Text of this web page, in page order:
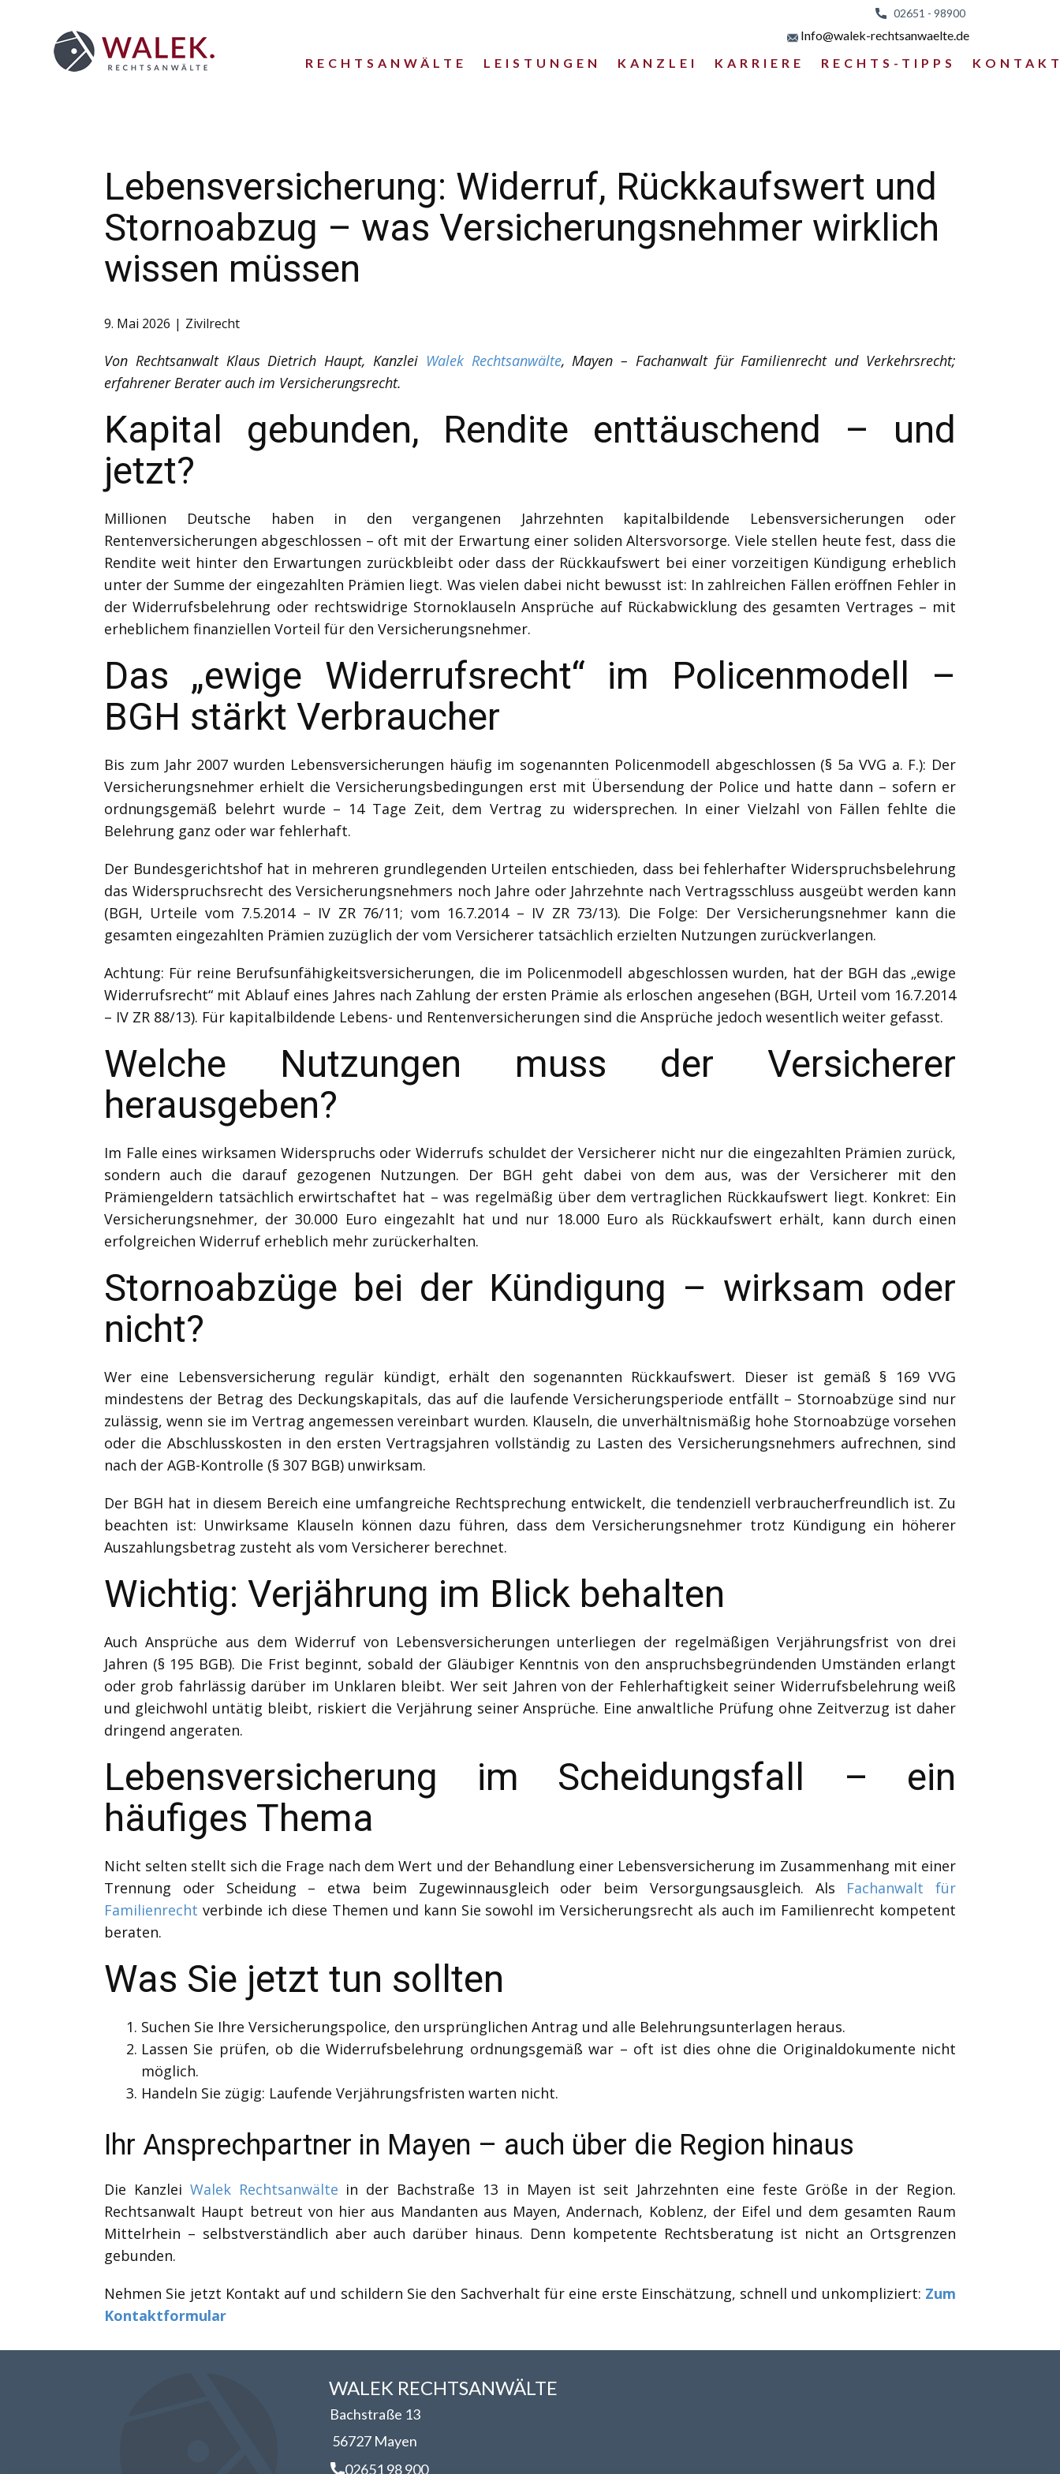
02651 - 98900
RECHTSANWÄLTE LEISTUNGEN KANZLEI KARRIERE RECHTS-TIPPS
Info@walek-rechtsanwaelte.de
Lebensversicherung: Widerruf, Rückkaufswert und
Stornoabzug – was Versicherungsnehmer wirklich
wissen müssen
9. Mai 2026 Zivilrecht
Von Rechtsanwalt Klaus Dietrich Haupt, Kanzlei Walek Rechtsanwälte, Mayen – Fachanwalt für Familienrecht und Verkehrsrecht;
erfahrener Berater auch im Versicherungsrecht.
Kapital gebunden, Rendite enttäuschend – und
jetzt?
Millionen Deutsche haben in den vergangenen Jahrzehnten kapitalbildende Lebensversicherungen oder
Rentenversicherungen abgeschlossen – oft mit der Erwartung einer soliden Altersvorsorge. Viele stellen heute fest, dass die
Rendite weit hinter den Erwartungen zurückbleibt oder dass der Rückkaufswert bei einer vorzeitigen Kündigung erheblich
unter der Summe der eingezahlten Prämien liegt. Was vielen dabei nicht bewusst ist: In zahlreichen Fällen eröffnen Fehler in
der Widerrufsbelehrung oder rechtswidrige Stornoklauseln Ansprüche auf Rückabwicklung des gesamten Vertrages – mit
erheblichem finanziellen Vorteil für den Versicherungsnehmer.
Das „ewige Widerrufsrecht“ im Policenmodell –
BGH stärkt Verbraucher
Bis zum Jahr 2007 wurden Lebensversicherungen häufig im sogenannten Policenmodell abgeschlossen (§ 5a VVG a. F.): Der
Versicherungsnehmer erhielt die Versicherungsbedingungen erst mit Übersendung der Police und hatte dann – sofern er
ordnungsgemäß belehrt wurde – 14 Tage Zeit, dem Vertrag zu widersprechen. In einer Vielzahl von Fällen fehlte die
Belehrung ganz oder war fehlerhaft.
Der Bundesgerichtshof hat in mehreren grundlegenden Urteilen entschieden, dass bei fehlerhafter Widerspruchsbelehrung
das Widerspruchsrecht des Versicherungsnehmers noch Jahre oder Jahrzehnte nach Vertragsschluss ausgeübt werden kann
(BGH, Urteile vom 7.5.2014 – IV ZR 76/11; vom 16.7.2014 – IV ZR 73/13). Die Folge: Der Versicherungsnehmer kann die
gesamten eingezahlten Prämien zuzüglich der vom Versicherer tatsächlich erzielten Nutzungen zurückverlangen.
Achtung: Für reine Berufsunfähigkeitsversicherungen, die im Policenmodell abgeschlossen wurden, hat der BGH das „ewige
Widerrufsrecht“ mit Ablauf eines Jahres nach Zahlung der ersten Prämie als erloschen angesehen (BGH, Urteil vom 16.7.2014
– IV ZR 88/13). Für kapitalbildende Lebens- und Rentenversicherungen sind die Ansprüche jedoch wesentlich weiter gefasst.
Welche Nutzungen muss der Versicherer
herausgeben?
Im Falle eines wirksamen Widerspruchs oder Widerrufs schuldet der Versicherer nicht nur die eingezahlten Prämien zurück,
sondern auch die darauf gezogenen Nutzungen. Der BGH geht dabei von dem aus, was der Versicherer mit den
Prämiengeldern tatsächlich erwirtschaftet hat – was regelmäßig über dem vertraglichen Rückkaufswert liegt. Konkret: Ein
Versicherungsnehmer, der 30.000 Euro eingezahlt hat und nur 18.000 Euro als Rückkaufswert erhält, kann durch einen
erfolgreichen Widerruf erheblich mehr zurückerhalten.
Stornoabzüge bei der Kündigung – wirksam oder
nicht?
Wer eine Lebensversicherung regulär kündigt, erhält den sogenannten Rückkaufswert. Dieser ist gemäß § 169 VVG
mindestens der Betrag des Deckungskapitals, das auf die laufende Versicherungsperiode entfällt – Stornoabzüge sind nur
zulässig, wenn sie im Vertrag angemessen vereinbart wurden. Klauseln, die unverhältnismäßig hohe Stornoabzüge vorsehen
oder die Abschlusskosten in den ersten Vertragsjahren vollständig zu Lasten des Versicherungsnehmers aufrechnen, sind
nach der AGB-Kontrolle (§ 307 BGB) unwirksam.
Der BGH hat in diesem Bereich eine umfangreiche Rechtsprechung entwickelt, die tendenziell verbraucherfreundlich ist. Zu
beachten ist: Unwirksame Klauseln können dazu führen, dass dem Versicherungsnehmer trotz Kündigung ein höherer
Auszahlungsbetrag zusteht als vom Versicherer berechnet.
Wichtig: Verjährung im Blick behalten
Auch Ansprüche aus dem Widerruf von Lebensversicherungen unterliegen der regelmäßigen Verjährungsfrist von drei
Jahren (§ 195 BGB). Die Frist beginnt, sobald der Gläubiger Kenntnis von den anspruchsbegründenden Umständen erlangt
oder grob fahrlässig darüber im Unklaren bleibt. Wer seit Jahren von der Fehlerhaftigkeit seiner Widerrufsbelehrung weiß
und gleichwohl untätig bleibt, riskiert die Verjährung seiner Ansprüche. Eine anwaltliche Prüfung ohne Zeitverzug ist daher
dringend angeraten.
Lebensversicherung im Scheidungsfall – ein
häufiges Thema
Nicht selten stellt sich die Frage nach dem Wert und der Behandlung einer Lebensversicherung im Zusammenhang mit einer
Trennung oder Scheidung – etwa beim Zugewinnausgleich oder beim Versorgungsausgleich. Als Fachanwalt für
Familienrecht verbinde ich diese Themen und kann Sie sowohl im Versicherungsrecht als auch im Familienrecht kompetent
beraten.
Was Sie jetzt tun sollten
Suchen Sie Ihre Versicherungspolice, den ursprünglichen Antrag und alle Belehrungsunterlagen heraus.
Lassen Sie prüfen, ob die Widerrufsbelehrung ordnungsgemäß war – oft ist dies ohne die Originaldokumente nicht
möglich.
Handeln Sie zügig: Laufende Verjährungsfristen warten nicht.
Ihr Ansprechpartner in Mayen – auch über die Region hinaus
Die Kanzlei Walek Rechtsanwälte in der Bachstraße 13 in Mayen ist seit Jahrzehnten eine feste Größe in der Region.
Rechtsanwalt Haupt betreut von hier aus Mandanten aus Mayen, Andernach, Koblenz, der Eifel und dem gesamten Raum
Mittelrhein – selbstverständlich aber auch darüber hinaus. Denn kompetente Rechtsberatung ist nicht an Ortsgrenzen
gebunden.
Nehmen Sie jetzt Kontakt auf und schildern Sie den Sachverhalt für eine erste Einschätzung, schnell und unkompliziert: Zum
Kontaktformular
WALEK RECHTSANWÄLT​​E
Bachstraße 13
56727 Mayen
02651 98 900